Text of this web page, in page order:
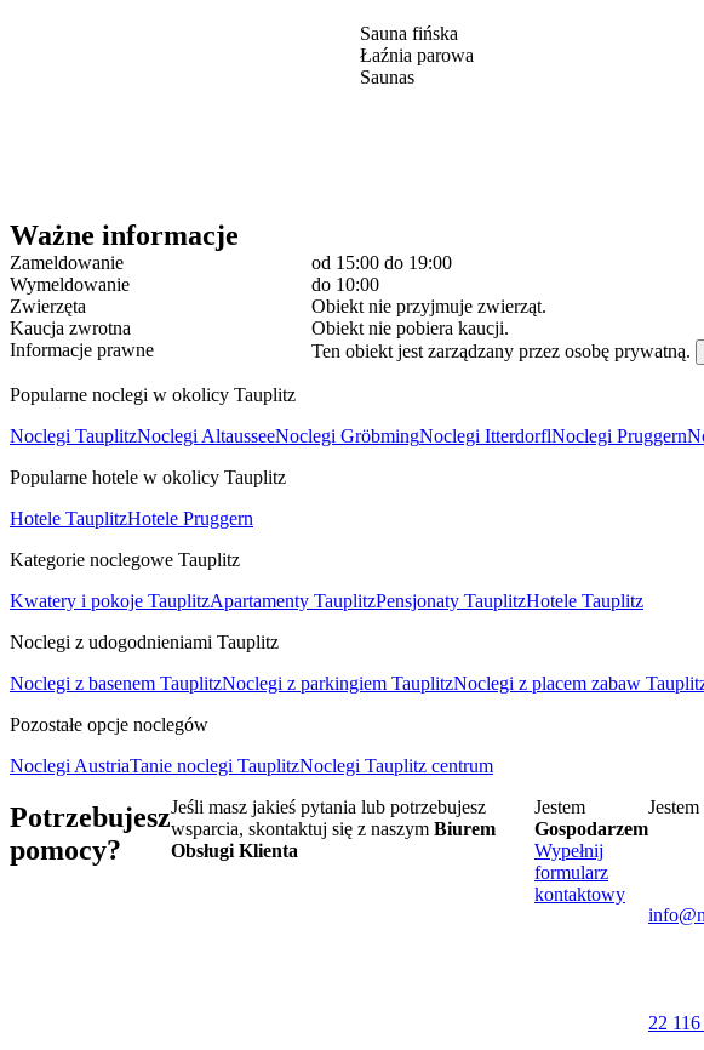
Sauna fińska
Łaźnia parowa
Saunas
Ważne informacje
Zameldowanie od 15:00 do 19:00
Wymeldowanie
do 10:00
Zwierzęta
Obiekt nie przyjmuje zwierząt.
Kaucja zwrotna
Obiekt nie pobiera kaucji.
Informacje prawne
Ten obiekt jest zarządzany przez osobę prywatną.
Popularne noclegi w okolicy Tauplitz
Noclegi TauplitzNoclegi AltausseeNoclegi GröbmingNoclegi ItterdorflNoclegi Pruggern
Popularne hotele w okolicy Tauplitz
Hotele TauplitzHotele Pruggern
Kategorie noclegowe Tauplitz
Kwatery i pokoje TauplitzApartamenty TauplitzPensjonaty TauplitzHotele Tauplitz
Noclegi z udogodnieniami Tauplitz
Noclegi z basenem TauplitzNoclegi z parkingiem TauplitzNoclegi z placem zabaw
Pozostałe opcje noclegów
Noclegi AustriaTanie noclegi TauplitzNoclegi Tauplitz centrum
Potrzebujesz
pomocy?
Jeśli masz jakieś pytania lub potrzebujesz
wsparcia, skontaktuj się z naszym Biurem
Obsługi Klienta
Jestem
Gospodarzem
Wypełnij
formularz
kontaktowy
Jestem
22